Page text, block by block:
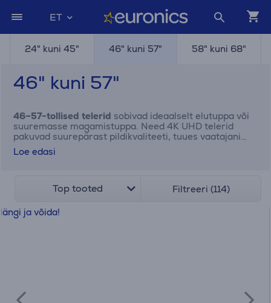
ET
24" kuni 45" 46" kuni 57" 58" kuni 68"
46" kuni 57"
46–57-tollised telerid sobivad ideaalselt elutuppa või
suuremasse magamistuppa. Need 4K UHD telerid
pakuvad suurepärast pildikvaliteeti, tuues vaatajani
kristallselge pildi ja elutruud värvid.
LG, Sonyja teised tuntud brändid pakuvad mudeleid,
Tutvu Euronicsi tootevalikuga ja leia endale sobiva
suurusega teler juba täna. Tellimine on lihtne ja tarne
kiire!
Loe edasi
Top tooted Filtreeri (114)